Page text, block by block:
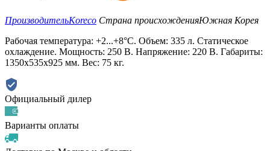
ПроизводительKoreco Страна происхожденияЮжная Корея
Рабочая температура: +2...+8°С. Объем: 335 л. Статическое
охлаждение. Мощность: 250 В. Напряжение: 220 В. Габариты:
1350x535x925 мм. Вес: 75 кг.
Официальный дилер
Варианты оплаты